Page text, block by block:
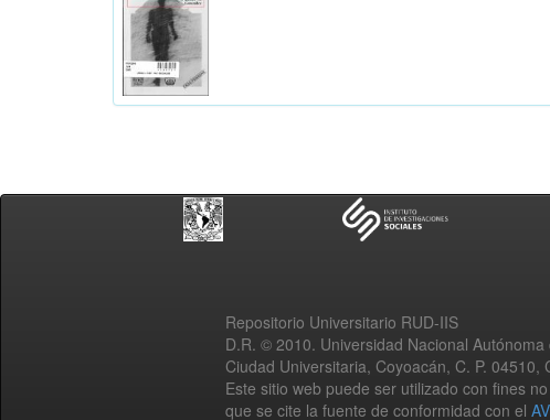
Repositorio Universitario RUD-IIS
D.R. © 2010. Universidad Nacional Autónoma
Ciudad Universitaria, Coyoacán, C. P. 04510,
Este sitio web puede ser utilizado con fines
que se cite la fuente de conformidad con el